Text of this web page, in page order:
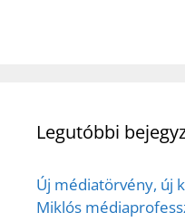
Legutóbbi
Új médiatörvény, új
Miklós